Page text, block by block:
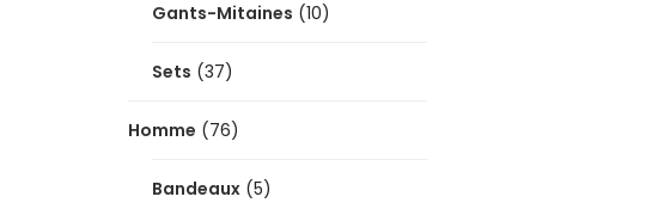
Gants-Mitaines (10)
Sets (37)
Homme (76)
Bandeaux (5)